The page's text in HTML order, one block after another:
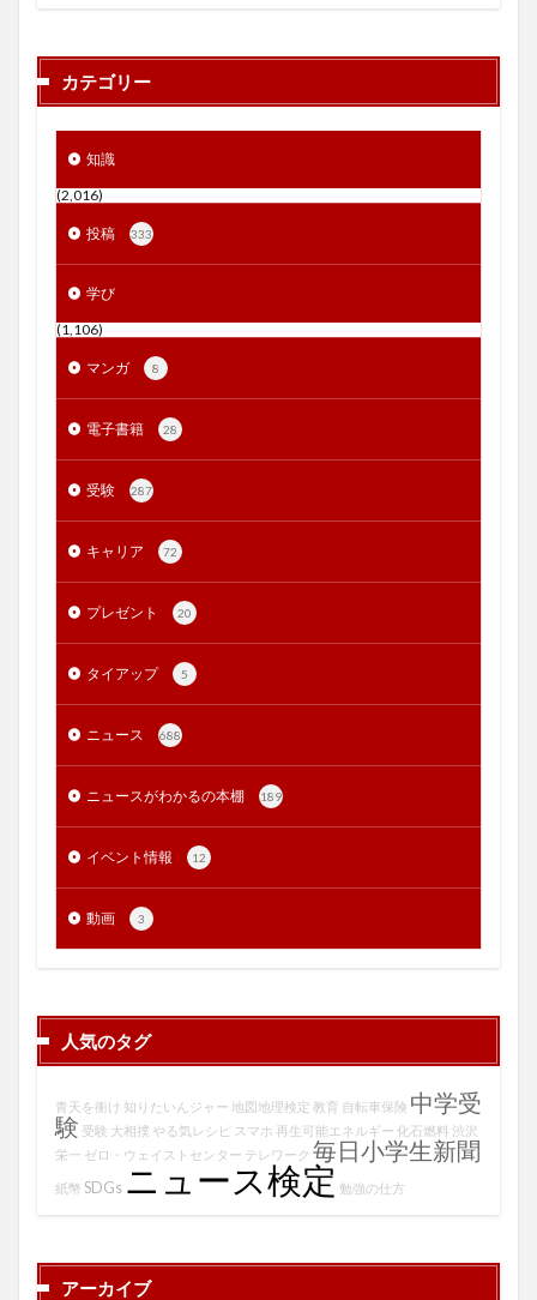
カテゴリー
知識
(2,016)
投稿 333
学び
(1,106)
マンガ 8
電子書籍 28
受験 287
キャリア 72
プレゼント 20
タイアップ 5
ニュース 688
ニュースがわかるの本棚 189
イベント情報 12
動画 3
人気のタグ
青天を衝け 知りたいんジャー 地図地理検定 教育 自転車保険 中学受
験 受験 大相撲 やる気レシピ スマホ 再生可能エネルギー 化石燃料 渋沢
栄一 ゼロ・ウェイストセンター テレワーク 毎日小学生新聞
紙幣 SDGs ニュース検定 勉強の仕方
アーカイブ